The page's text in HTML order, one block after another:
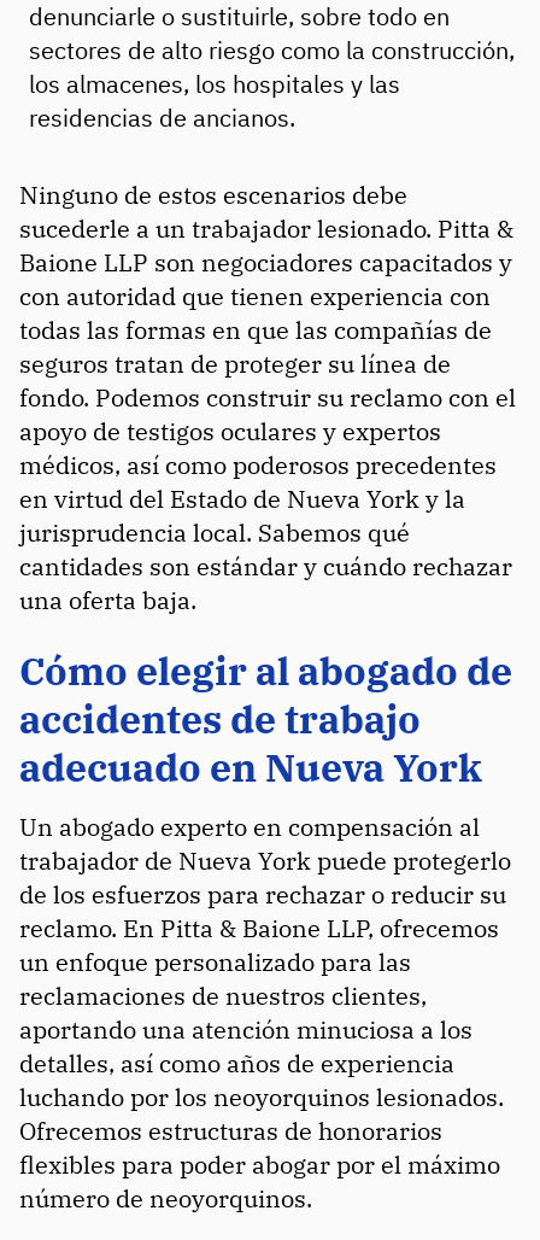
denunciarle o sustituirle, sobre todo en
sectores de alto riesgo como la construcción,
los almacenes, los hospitales y las
residencias de ancianos.
Ninguno de estos escenarios debe
sucederle a un trabajador lesionado. Pitta &
Baione LLP son negociadores capacitados y
con autoridad que tienen experiencia con
todas las formas en que las compañías de
seguros tratan de proteger su línea de
fondo. Podemos construir su reclamo con el
apoyo de testigos oculares y expertos
médicos, así como poderosos precedentes
en virtud del Estado de Nueva York y la
jurisprudencia local. Sabemos qué
cantidades son estándar y cuándo rechazar
una oferta baja.
Cómo elegir al abogado de
accidentes de trabajo
adecuado en Nueva York
Un abogado experto en compensación al
trabajador de Nueva York puede protegerlo
de los esfuerzos para rechazar o reducir su
reclamo. En Pitta & Baione LLP, ofrecemos
un enfoque personalizado para las
reclamaciones de nuestros clientes,
aportando una atención minuciosa a los
detalles, así como años de experiencia
luchando por los neoyorquinos lesionados.
Ofrecemos estructuras de honorarios
flexibles para poder abogar por el máximo
número de neoyorquinos.